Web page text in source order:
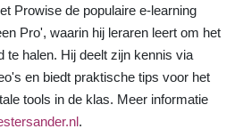
Prowise de populaire e-learning
Pro', waarin hij leraren leert om het
te halen. Hij deelt zijn kennis via
en biedt praktische tips voor het
tools in de klas. Meer informatie
.